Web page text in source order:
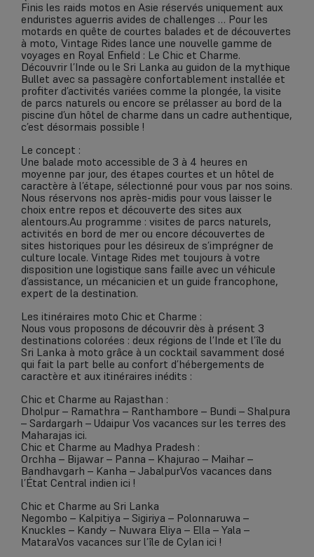
Finis les raids motos en Asie réservés uniquement aux
enduristes aguerris avides de challenges … Pour les
motards en quête de courtes balades et de découvertes
à moto, Vintage Rides lance une nouvelle gamme de
voyages en Royal Enfield : Le Chic et Charme.
Découvrir l’Inde ou le Sri Lanka au guidon de la mythique
Bullet avec sa passagère confortablement installée et
profiter d’activités variées comme la plongée, la visite
de parcs naturels ou encore se prélasser au bord de la
piscine d’un hôtel de charme dans un cadre authentique,
c’est désormais possible !
Le concept :
Une balade moto accessible de 3 à 4 heures en
moyenne par jour, des étapes courtes et un hôtel de
caractère à l’étape, sélectionné pour vous par nos soins.
Nous réservons nos après-midis pour vous laisser le
choix entre repos et découverte des sites aux
alentours.Au programme : visites de parcs naturels,
activités en bord de mer ou encore découvertes de
sites historiques pour les désireux de s’imprégner de
culture locale. Vintage Rides met toujours à votre
disposition une logistique sans faille avec un véhicule
d’assistance, un mécanicien et un guide francophone,
expert de la destination.
Les itinéraires moto Chic et Charme :
Nous vous proposons de découvrir dès à présent 3
destinations colorées : deux régions de l’Inde et l’île du
Sri Lanka à moto grâce à un cocktail savamment dosé
qui fait la part belle au confort d’hébergements de
caractère et aux itinéraires inédits :
Chic et Charme au Rajasthan :
Dholpur – Ramathra – Ranthambore – Bundi – Shalpura
– Sardargarh – Udaipur Vos vacances sur les terres des
Maharajas ici.
Chic et Charme au Madhya Pradesh :
Orchha – Bijawar – Panna – Khajurao – Maihar –
Bandhavgarh – Kanha – JabalpurVos vacances dans
l’État Central indien ici !
Chic et Charme au Sri Lanka
Negombo – Kalpitiya – Sigiriya – Polonnaruwa –
Knuckles – Kandy – Nuwara Eliya – Ella – Yala –
MataraVos vacances sur l’île de Cylan ici !